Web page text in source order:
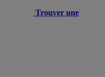
Trouver une